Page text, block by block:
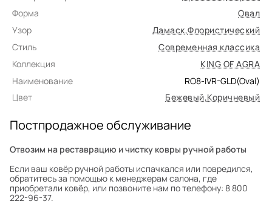
Форма
Овал
Узор
Дамаск,Флористический
Стиль
Современная классика
Коллекция
KING OF AGRA
Наименование
RO8-IVR-GLD(Oval)
Цвет
Бежевый,Коричневый
Постпродажное обслуживание
Отвозим на реставрацию и чистку ковры ручной работы
Если ваш ковёр ручной работы испачкался или повредился,
обратитесь за помощью к менеджерам салона, где
приобретали ковёр, или позвоните нам по телефону: 8 800
222-96-37.